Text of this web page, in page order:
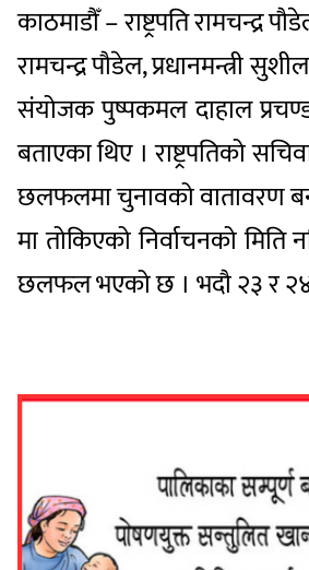
काठमाडौँ – राष्ट्रपति
रामचन्द्र पौडेल, प्रधानमन्त्री
संयोजक पुष्पकमल दाहाल
बताएका थिए । राष्ट्रपतिको
छलफलमा चुनावको वातावरण
मा तोकिएको निर्वाचनको
छलफल भएको छ । भदौ २३ र २४